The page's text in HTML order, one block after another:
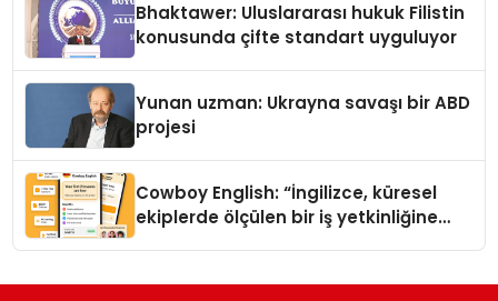
Bhaktawer: Uluslararası hukuk Filistin
konusunda çifte standart uyguluyor
Yunan uzman: Ukrayna savaşı bir ABD
projesi
Cowboy English: “İngilizce, küresel
ekiplerde ölçülen bir iş yetkinliğine